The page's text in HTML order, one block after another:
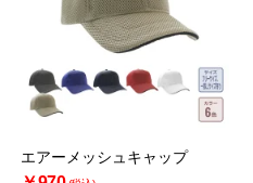
エアーメッシュキャップ